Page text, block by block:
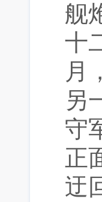
舰
十
月
另
守
正
迂